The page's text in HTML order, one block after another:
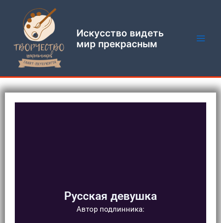
содержимому
Искусство видеть
мир прекрасным
Русская девушка
Автор подлинника: